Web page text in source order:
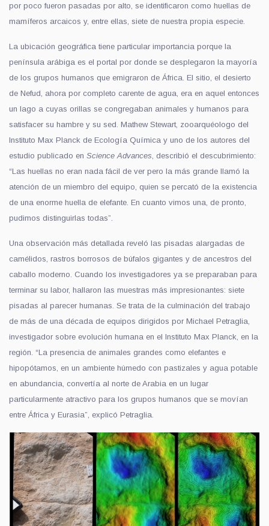
por poco fueron pasadas por alto, se identificaron como huellas de
mamíferos arcaicos y, entre ellas, siete de nuestra propia especie.
La ubicación geográfica tiene particular importancia porque la
península arábiga es el portal por donde se desplegaron la mayoría
de los grupos humanos que emigraron de África. El sitio, el desierto
de Nefud, ahora por completo carente de agua, era en aquel entonces
un lago a cuyas orillas se congregaban animales y humanos para
satisfacer su hambre y su sed. Mathew Stewart, zooarquéologo del
Instituto Max Planck de Ecología Química y uno de los autores del
estudio publicado en Science Advances , describió el descubrimiento:
“Las huellas no eran nada fácil de ver pero la más grande llamó la
atención de un miembro del equipo, quien se percató de la existencia
de una enorme huella de elefante. En cuanto vimos una, de pronto,
pudimos distinguirlas todas”.
Una observación más detallada reveló las pisadas alargadas de
camélidos, rastros borrosos de búfalos gigantes y de ancestros del
caballo moderno. Cuando los investigadores ya se preparaban para
terminar su labor, hallaron las muestras más impresionantes: siete
pisadas al parecer humanas. Se trata de la culminación del trabajo
de más de una década de equipos dirigidos por Michael Petraglia,
investigador sobre evolución humana en el Instituto Max Planck, en la
región. “La presencia de animales grandes como elefantes e
hipopótamos, en un ambiente húmedo con pastizales y agua potable
en abundancia, convertía al norte de Arabia en un lugar
particularmente atractivo para los grupos humanos que se movían
entre África y Eurasia”, explicó Petraglia.